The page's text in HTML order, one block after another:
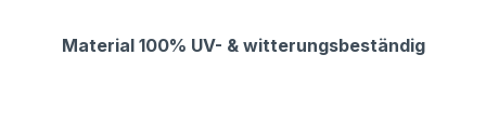
Material 100% UV- & witterungsbeständig